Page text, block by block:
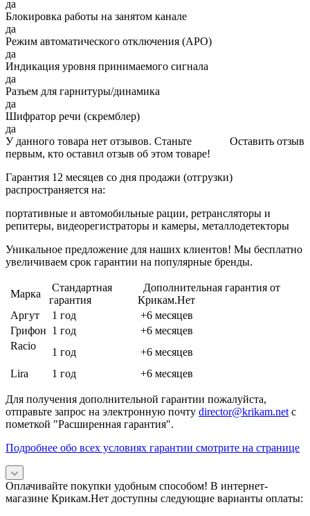
да
Блокировка работы на занятом канале
да
Режим автоматического отключения (АРО)
да
Индикация уровня принимаемого сигнала
да
Разъем для гарнитуры/динамика
да
Шифратор речи (скремблер)
да
Оставить отзыв
У данного товара нет отзывов. Станьте
первым, кто оставил отзыв об этом товаре!
Гарантия 12 месяцев со дня продажи (отгрузки)
распространяется на:
портативные и автомобильные рации, ретрансляторы и
репитеры, видеорегистраторы и камеры, металлодетекторы
Уникальное предложение для наших клиентов! Мы бесплатно
увеличиваем срок гарантии на популярные бренды.
Марка
Стандартная
гарантия
Дополнительная гарантия от
Крикам.Нет
Аргут
1 год
+6 месяцев
Грифон 1 год
+6 месяцев
Racio
1 год
+6 месяцев
Lira
1 год +6 месяцев
Для получения дополнительной гарантии пожалуйста,
отправьте запрос на электронную почту director@krikam.net с
пометкой "Расширенная гарантия".
Подробнее обо всех условиях гарантии смотрите на странице
Оплачивайте покупки удобным способом! В интернет-
магазине Крикам.Нет доступны следующие варианты оплаты: